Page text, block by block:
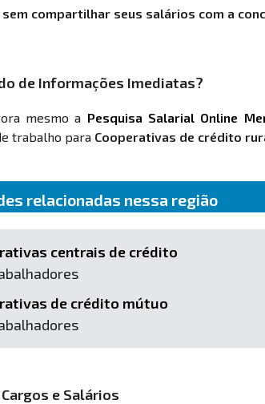
compartilhar seus salários com a
de Informações Imediatas?
mesmo a Pesquisa Salarial Online
trabalho para Cooperativas de crédito
relacionadas nessa região
centrais de crédito
de crédito mútuo
e Salários